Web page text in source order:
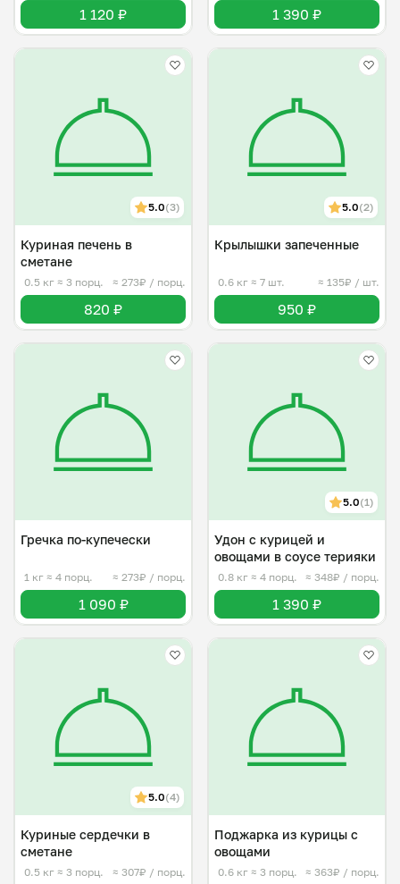
1 120 ₽ 1 390 ₽
5.0(3)
Куриная печень в
сметане
0.5 кг ≈ 3 порц. ≈ 273₽ / порц.
820 ₽
5.0(2)
Крылышки запеченные
0.6 кг ≈ 7 шт. ≈ 135₽ / шт.
950 ₽
Гречка по-купечески
1 кг ≈ 4 порц. ≈ 273₽ / порц.
1 090 ₽
5.0(1)
Удон с курицей и
овощами в соусе терияки
0.8 кг ≈ 4 порц. ≈ 348₽ / порц.
1 390 ₽
5.0(4)
Куриные сердечки в
сметане
0.5 кг ≈ 3 порц. ≈ 307₽ / порц.
Поджарка из курицы с
овощами
0.6 кг ≈ 3 порц. ≈ 363₽ / порц.